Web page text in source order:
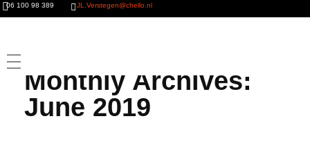
06 100 98 389 JL.Verstegen@chello.nl
Monthly Archives:
June 2019